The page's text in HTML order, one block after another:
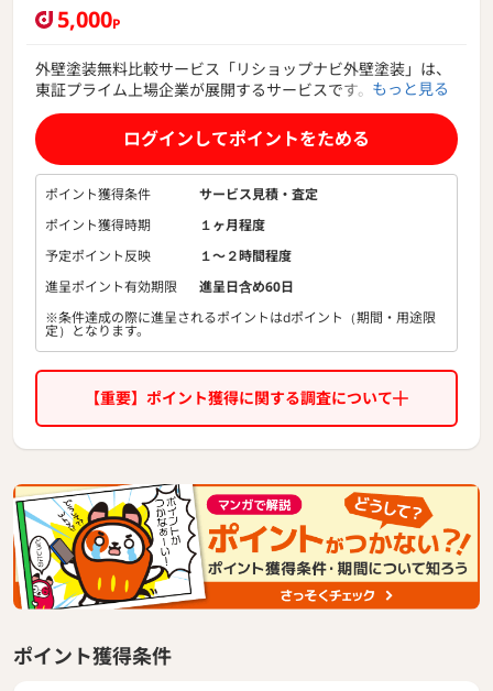
5,000P
外壁塗装無料比較サービス「リショップナビ外壁塗装」は、
東証プライム上場企業が展開するサービスです。
ご希望の外壁塗装工事内容からリフォームアドバイザーが最
適な塗装会社を複数社ご紹介します。
全国各地の優良な外壁塗装会社4,000社と提携しており、お
客様に価格面はもちろん、
安心や信頼といった部分でもメリットを感じて頂けます。
住宅リフォーム市場は、今後も成長が期待される約7.3兆円の
巨大な市場です。
外壁塗装工事費用は建物の状態や塗装会社によって見積もり
金額がばらばらなため、
複数社相見積もりをとることで自身にとって適正な会社を見
つけ出すことができます。
め、リショップナビ外壁塗装を使い、
大手企業から地域の優良会社までまとめて比較できますの
で、
工事内容によっては数十万円以上節約出来る場合もあり、ユ
屋根材・外壁材に塗られている塗装がボロボロになると、建
物内部に雨水などが侵入し腐食・劣化が発生するため、
建物の劣化を防ぐための修理が塗装工事となります。 万が一
ボロボロの状態を放置して、
雨水が侵入し腐食・劣化が起こると何千万円といった高額工
定期的な塗装工事でメンテナンスを行って、お家の防水性を
もっと見る
ログインしてポイントをためる
ポイント獲得条件
サービス見積・査定
ポイント獲得時期
１ヶ月程度
予定ポイント反映
１〜２時間程度
進呈ポイント有効期限
進呈日含め60日
※条件達成の際に進呈されるポイントはdポイント（期間・用途限
定）となります。
【重要】ポイント獲得に関する調査について
ポイント獲得条件